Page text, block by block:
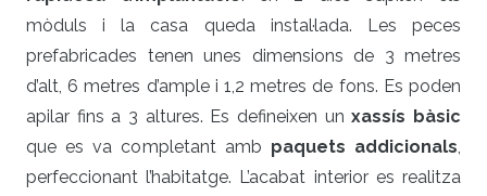
mòduls i la casa queda instal·lada. Les peces
prefabricades tenen unes dimensions de 3 metres
d’alt, 6 metres d’ample i 1,2 metres de fons. Es poden
apilar fins a 3 altures. Es defineixen unxassís bàsic
que es va completant amb paquets addicionals,
perfeccionant l’habitatge. L’acabat interior es realitza